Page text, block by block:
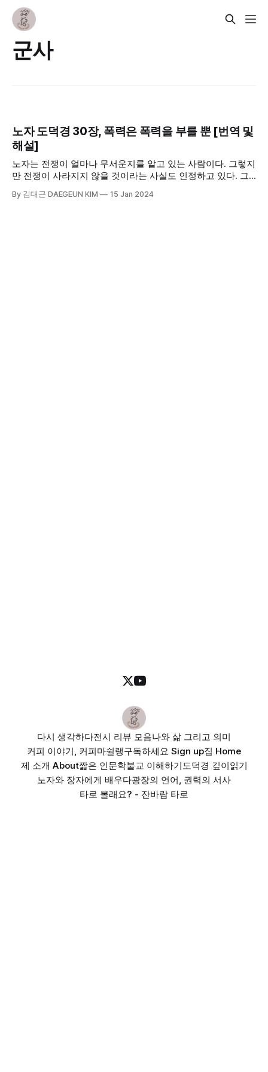
군사
노자 도덕경 30장, 폭력은 폭력을 부를 뿐 [번역 및
해설]
노자는 전쟁이 얼마나 무서운지를 알고 있는 사람이다. 그렇지
만 전쟁이 사라지지 않을 것이라는 사실도 인정하고 있다. 그
이 바람직하지만, 어쩔 수 없이 -어쩔 수 없다는 말이 어쩔 수
By 김대근 DAEGEUN KIM 15 Jan 2024
다시 생각하다전시 리뷰 모음나와 삶 그리고 의미
커피 이야기, 커피마쉴랭구독하세요 Sign up집 Home
제 소개 About짧은 인문학불교 이해하기도덕경 깊이읽기
노자와 장자에게 배우다광장의 언어, 권력의 서사
타로 볼래요? - 잔바람 타로